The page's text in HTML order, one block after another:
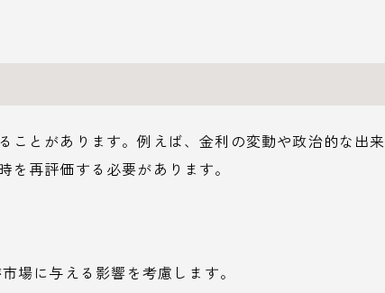
ことがあります。例えば、金利の変動や政治的な出来
再評価する必要があります。
場に与える影響を考慮します。